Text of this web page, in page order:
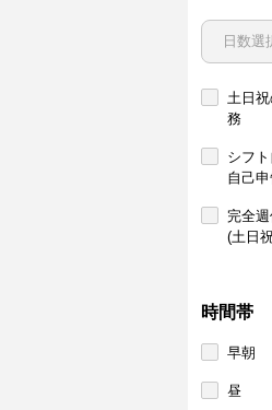
土日
務
シフト
自己
完全週
(土日
時間帯
早朝
昼